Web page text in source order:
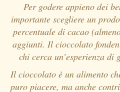
Per godere appieno dei
importante scegliere un
percentuale di cacao
aggiunti. Il cioccolato
chi cerca un’esperienza di
Il cioccolato è un alimento
puro piacere, ma anche